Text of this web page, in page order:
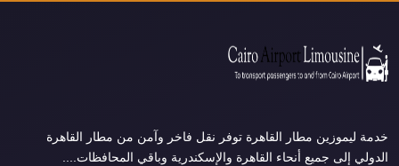
خدمة ليموزين مطار القاهرة توفر نقل فاخر وآمن من مطار القاهرة
الدولي إلى جميع أنحاء القاهرة والإسكندرية وباقي المحافظات....